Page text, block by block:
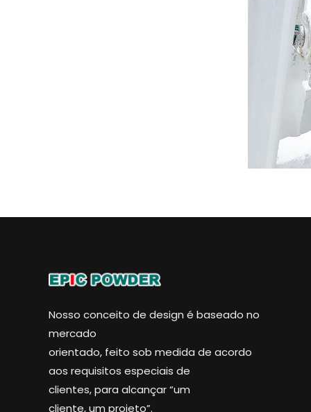
Nosso conceito de design é baseado no
mercado
orientado, feito sob medida de acordo
aos requisitos especiais de
clientes, para alcançar “um
cliente, um projeto”.